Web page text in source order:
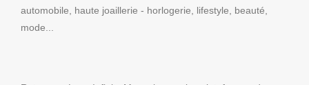
automobile, haute joaillerie - horlogerie, lifestyle, beauté,
mode...